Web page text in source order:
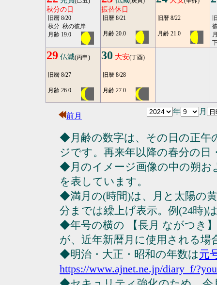
秋分の日
旧暦 8/20
秋分･秋の彼岸
月齢 19.0
振替休日
旧暦 8/21
月齢 20.0
旧暦 8/22
月齢 21.0
29 仏滅(丙申)
旧暦 8/27
月齢 26.0
30 大安(丁酉)
旧暦 8/28
月齢 27.0
前月
年 月
◆月齢の数字は、その日の正午
ジです。再来年以降の春分の日
◆月のイメージ画像の中の朔
を表しています。
◆満月の(時間)は、月と太陽の
分までは繰上げ表示。例(24時)
◆年号の横の 【長月 ながつき
が、近年新暦月に使用される場
◆明治・大正・昭和の年数は元
https://www.ajnet.ne.jp/diary_f/